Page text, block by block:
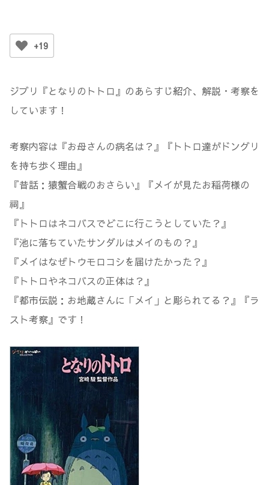
+19
ジブリ『となりのトトロ』のあらすじ紹介、解説・考察を
しています！
考察内容は『お母さんの病名は？』『トトロ達がドングリ
を持ち歩く理由』
『昔話：猿蟹合戦のおさらい』『メイが見たお稲荷様の
祠』
『トトロはネコバスでどこに行こうとしていた？』
『池に落ちていたサンダルはメイのもの？』
『メイはなぜトウモロコシを届けたかった？』
『トトロやネコバスの正体は？』
『都市伝説：お地蔵さんに「メイ」と彫られてる？』『ラ
スト考察』です！